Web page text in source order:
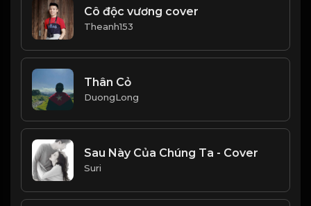
Cô độc vương cover
Theanh153
Thân Cỏ
DuongLong
Sau Này Của Chúng Ta - Cover
Suri